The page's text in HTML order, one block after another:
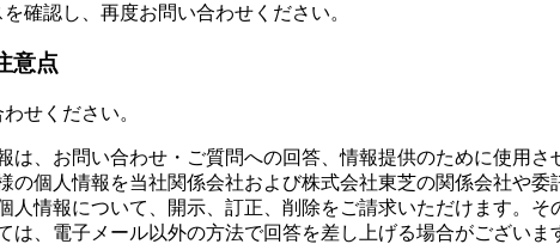
確認し、再度お問い合わせください。
意点
せください。
は、お問い合わせ・ご質問への回答、情報提供のために使用さ
の個人情報を当社関係会社および株式会社東芝の関係会社や委
人情報について、開示、訂正、削除をご請求いただけます。そ
は、電子メール以外の方法で回答を差し上げる場合がござい